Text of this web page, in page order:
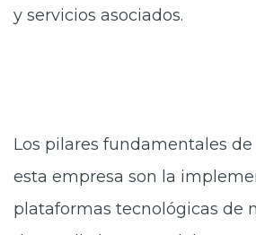
y servicios asociados.
Los pilares fundamentales
esta empresa son la
plataformas tecnológicas de